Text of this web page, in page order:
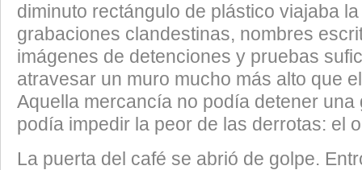
diminuto rectángulo de plástico viajaba
grabaciones clandestinas, nombres
imágenes de detenciones y pruebas
atravesar un muro mucho más alto que
Aquella mercancía no podía detener una
podía impedir la peor de las derrotas: el
​La puerta del café se abrió de golpe.